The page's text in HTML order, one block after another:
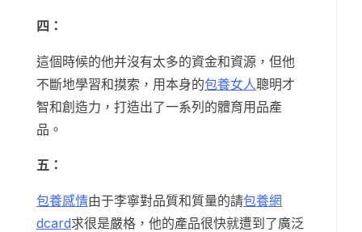
四：
這個時候的他并沒有太多的資金和資源，但他
不斷地學習和摸索，用本身的包養女人聰明才
智和創造力，打造出了一系列的體育用品產
品。
五：
包養感情由于李寧對品質和質量的請包養網
dcard求很是嚴格，他的產品很快就遭到了廣泛